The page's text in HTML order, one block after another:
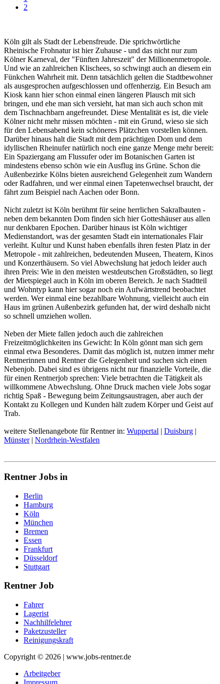
2
Köln gilt als Stadt der Lebensfreude. Die sprichwörtliche
Rheinische Frohnatur ist hier Zuhause - und das nicht nur zum
Kölner Karneval, der "Fünften Jahreszeit" der Millionenmetropole.
Und wie an zahlreichen Klischees, so schwingt auch an diesem ein
Fünkchen Wahrheit mit. Denn tatsächlich gelten die Stadtbewohner
als ausgesprochen aufgeschlossen und offenherzig. Ein Besuch am
Kiosk kann hier schon einmal einen längeren Plausch mit sich
bringen, und ehe man sich versieht, hat man sich auch schon mit
dem Tischnachbarn angefreundet. Diese Mentalität es ist, die viele
Kölner nicht mehr missen möchten - mit ein Grund, wieso sie sich
für den Lebensabend kein schöneres Plätzchen vorstellen können.
Darüber hinaus halt die Stadt mit dem prächtigen Dom und dem
idyllischen Rheinufer natürlich noch eine ganze Menge mehr bereit:
Ein Spaziergang am Flussufer oder im Botanischen Garten ist
mindestens ebenso schön wie ein Ausflug ins Grüne. Schon die
Außenbezirke Kölns bieten ausreichend Gelegenheit zum Wandern
oder Radfahren, und wer einmal einen Tapetenwechsel braucht, der
fährt zum Beispiel nach Aachen oder Bonn.
Nicht zuletzt ist Köln berühmt für seine herrlichen Sakralbauten -
neben dem bekannten Dom finden sich hier Gotteshäuser aus allen
nur denkbaren Epochen. Darüber hinaus ist Köln wichtiger
Medienstandort, was der gesamten Stadt ein internationales Flair
verleiht. Kultur und Kunst haben ebenfalls ihren festen Platz in der
Metropole - mit zahlreichen, bedeutenden Museen, Theatern, Kinos
und Konzerthäusern. So viel Abwechslung hat jedoch leider auch
ihren Preis: Wie in den meisten westdeutschen Großstädten, so liegt
der Mietspiegel auch in Köln im oberen Bereich. Je nach Stadtteil
und Wohntyp kann hier sogar noch ein Aufwärtstrend beobachtet
werden. Wer einmal eine bezahlbare Wohnung, vielleicht auch ein
Haus im grünen Außenbezirk gefunden hat, der wird deshalb nicht
so schnell umziehen wollen.
Neben der Miete fallen jedoch auch die zahlreichen
Freizeitmöglichkeiten ins Gewicht: In Köln gönnt man sich gern
einmal etwa Besonderes. Damit das möglich ist, nutzen immer mehr
Rentnerinnen und Rentner die Gelegenheit und suchen sich einen
Nebenjob. Dabei sind es übrigens nicht nur finanzielle Vorteile, die
für einen Rentnerjob sprechen: Viele betrachten die Tätigkeit als
willkommene Abwechslung. Ohne Druck machen viele Jobs sogar
richtig Spaß - Bewegung beim Zeitungsaustragen, aber auch der
Kontakt zu Kollegen und Kunden hält zudem Körper und Geist auf
Trab.
weitere Stellenangebote für Rentner in: Wuppertal | Duisburg |
Münster| Nordrhein-Westfalen
Rentner Jobs in
Berlin
Hamburg
Köln
München
Bremen
Essen
Frankfurt
Düsseldorf
Stuttgart
Rentner Job
Fahrer
Lagerist
Nachhilfelehrer
Paketzusteller
Reinigungskraft
Copyright © 2026 | www.jobs-rentner.de
Arbeitgeber
Impressum